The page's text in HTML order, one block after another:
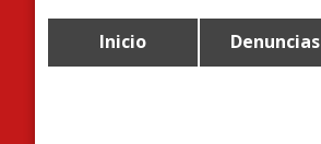
Inicio Denuncias